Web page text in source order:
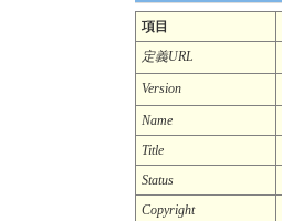
項目
定義URL
Version
Name
Title
Status
Copyright